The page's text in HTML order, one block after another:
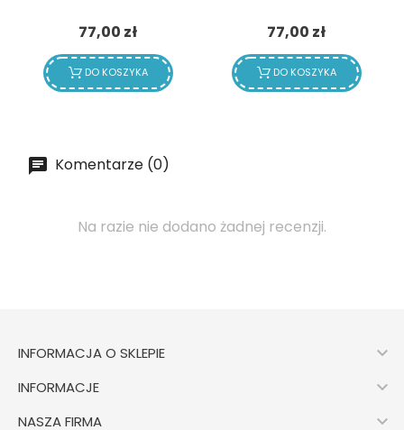
77,00 złCena
DO KOSZYKA
77,00 złCena
DO KOSZYKA
Komentarze (0)
Na razie nie dodano żadnej recenzji.
INFORMACJA O SKLEPIE 
INFORMACJE 
NASZA FIRMA 